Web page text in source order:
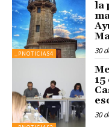
_PNOTICIAS4
la
30
30